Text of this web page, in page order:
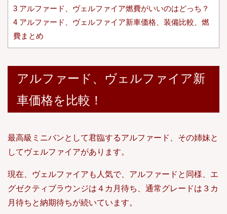
3 アルファード、ヴェルファイア燃費がいいのはどっち？
4 アルファード、ヴェルファイア新車価格、装備比較、燃
費まとめ
アルファード、ヴェルファイア新
車価格を比較！
最高級ミニバンとして君臨するアルファード、その姉妹と
してヴェルファイアがあります。
現在、ヴェルファイアも人気で、アルファードと同様、エ
グゼクティブラウンジは４カ月待ち、通常グレードは３カ
月待ちと納期待ちが続いています。